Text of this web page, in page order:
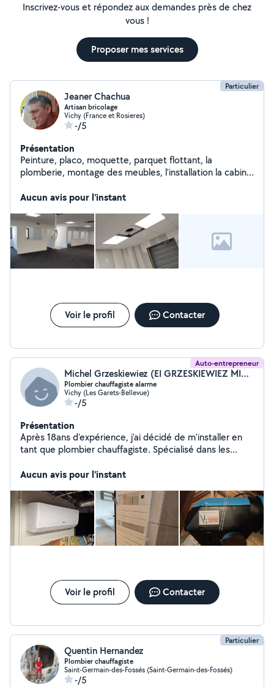
Inscrivez-vous et répondez aux demandes près de chez
vous !
Proposer mes services
Particulier
Jeaner Chachua
Artisan bricolage
Vichy (France et Rosieres)
-/5
Présentation
Peinture, placo, moquette, parquet flottant, la
plomberie, montage des meubles, l'installation la cabine
camionnette.
Aucun avis pour l'instant
Voir le profil Contacter
Auto-entrepreneur
Michel Grzeskiewiez (EI GRZESKIEWIEZ MICHEL)
Plombier chauffagiste alarme
Vichy (Les Garets-Bellevue)
-/5
Présentation
Après 18ans d'expérience, j'ai décidé de m'installer en
tant que plombier chauffagiste. Spécialisé dans les
climatisation, alarme et vidéo surveillance. Je saurai
de vous aider à réaliser votre projet.
Aucun avis pour l'instant
Voir le profil Contacter
Particulier
Quentin Hernandez
Plombier chauffagiste
Saint-Germain-des-Fossés (Saint-Germain-des-Fossés)
-/5